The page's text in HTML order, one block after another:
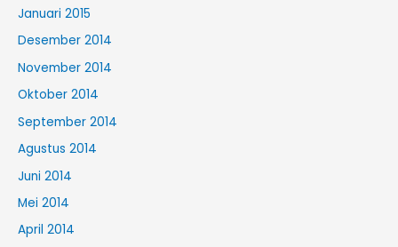
Januari 2015
Desember 2014
November 2014
Oktober 2014
September 2014
Agustus 2014
Juni 2014
Mei 2014
April 2014